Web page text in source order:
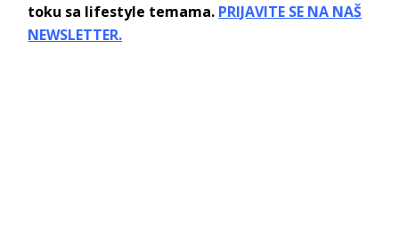
toku sa lifestyle temama. PRIJAVITE SE NA NAŠ
NEWSLETTER.